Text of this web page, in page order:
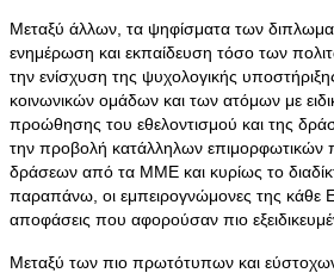
Μεταξύ άλλων, τα ψηφίσματα των
ενημέρωση και εκπαίδευση τόσο των
την ενίσχυση της ψυχολογικής
κοινωνικών ομάδων και των ατόμων με
προώθησης του εθελοντισμού και της
την προβολή κατάλληλων επιμορφωτικών
δράσεων από τα ΜΜΕ και κυρίως το
παραπάνω, οι εμπειρογνώμονες της κάθε
αποφάσεις που αφορούσαν πιο
Μεταξύ των πιο πρωτότυπων και